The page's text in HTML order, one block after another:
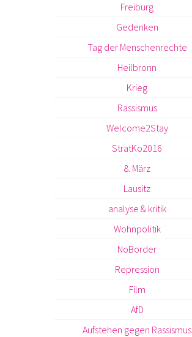
Freiburg
Gedenken
Tag der Menschenrechte
Heilbronn
Krieg
Rassismus
Welcome2Stay
StratKo2016
8. März
Lausitz
analyse & kritik
Wohnpolitik
NoBorder
Repression
Film
AfD
Aufstehen gegen Rassismus